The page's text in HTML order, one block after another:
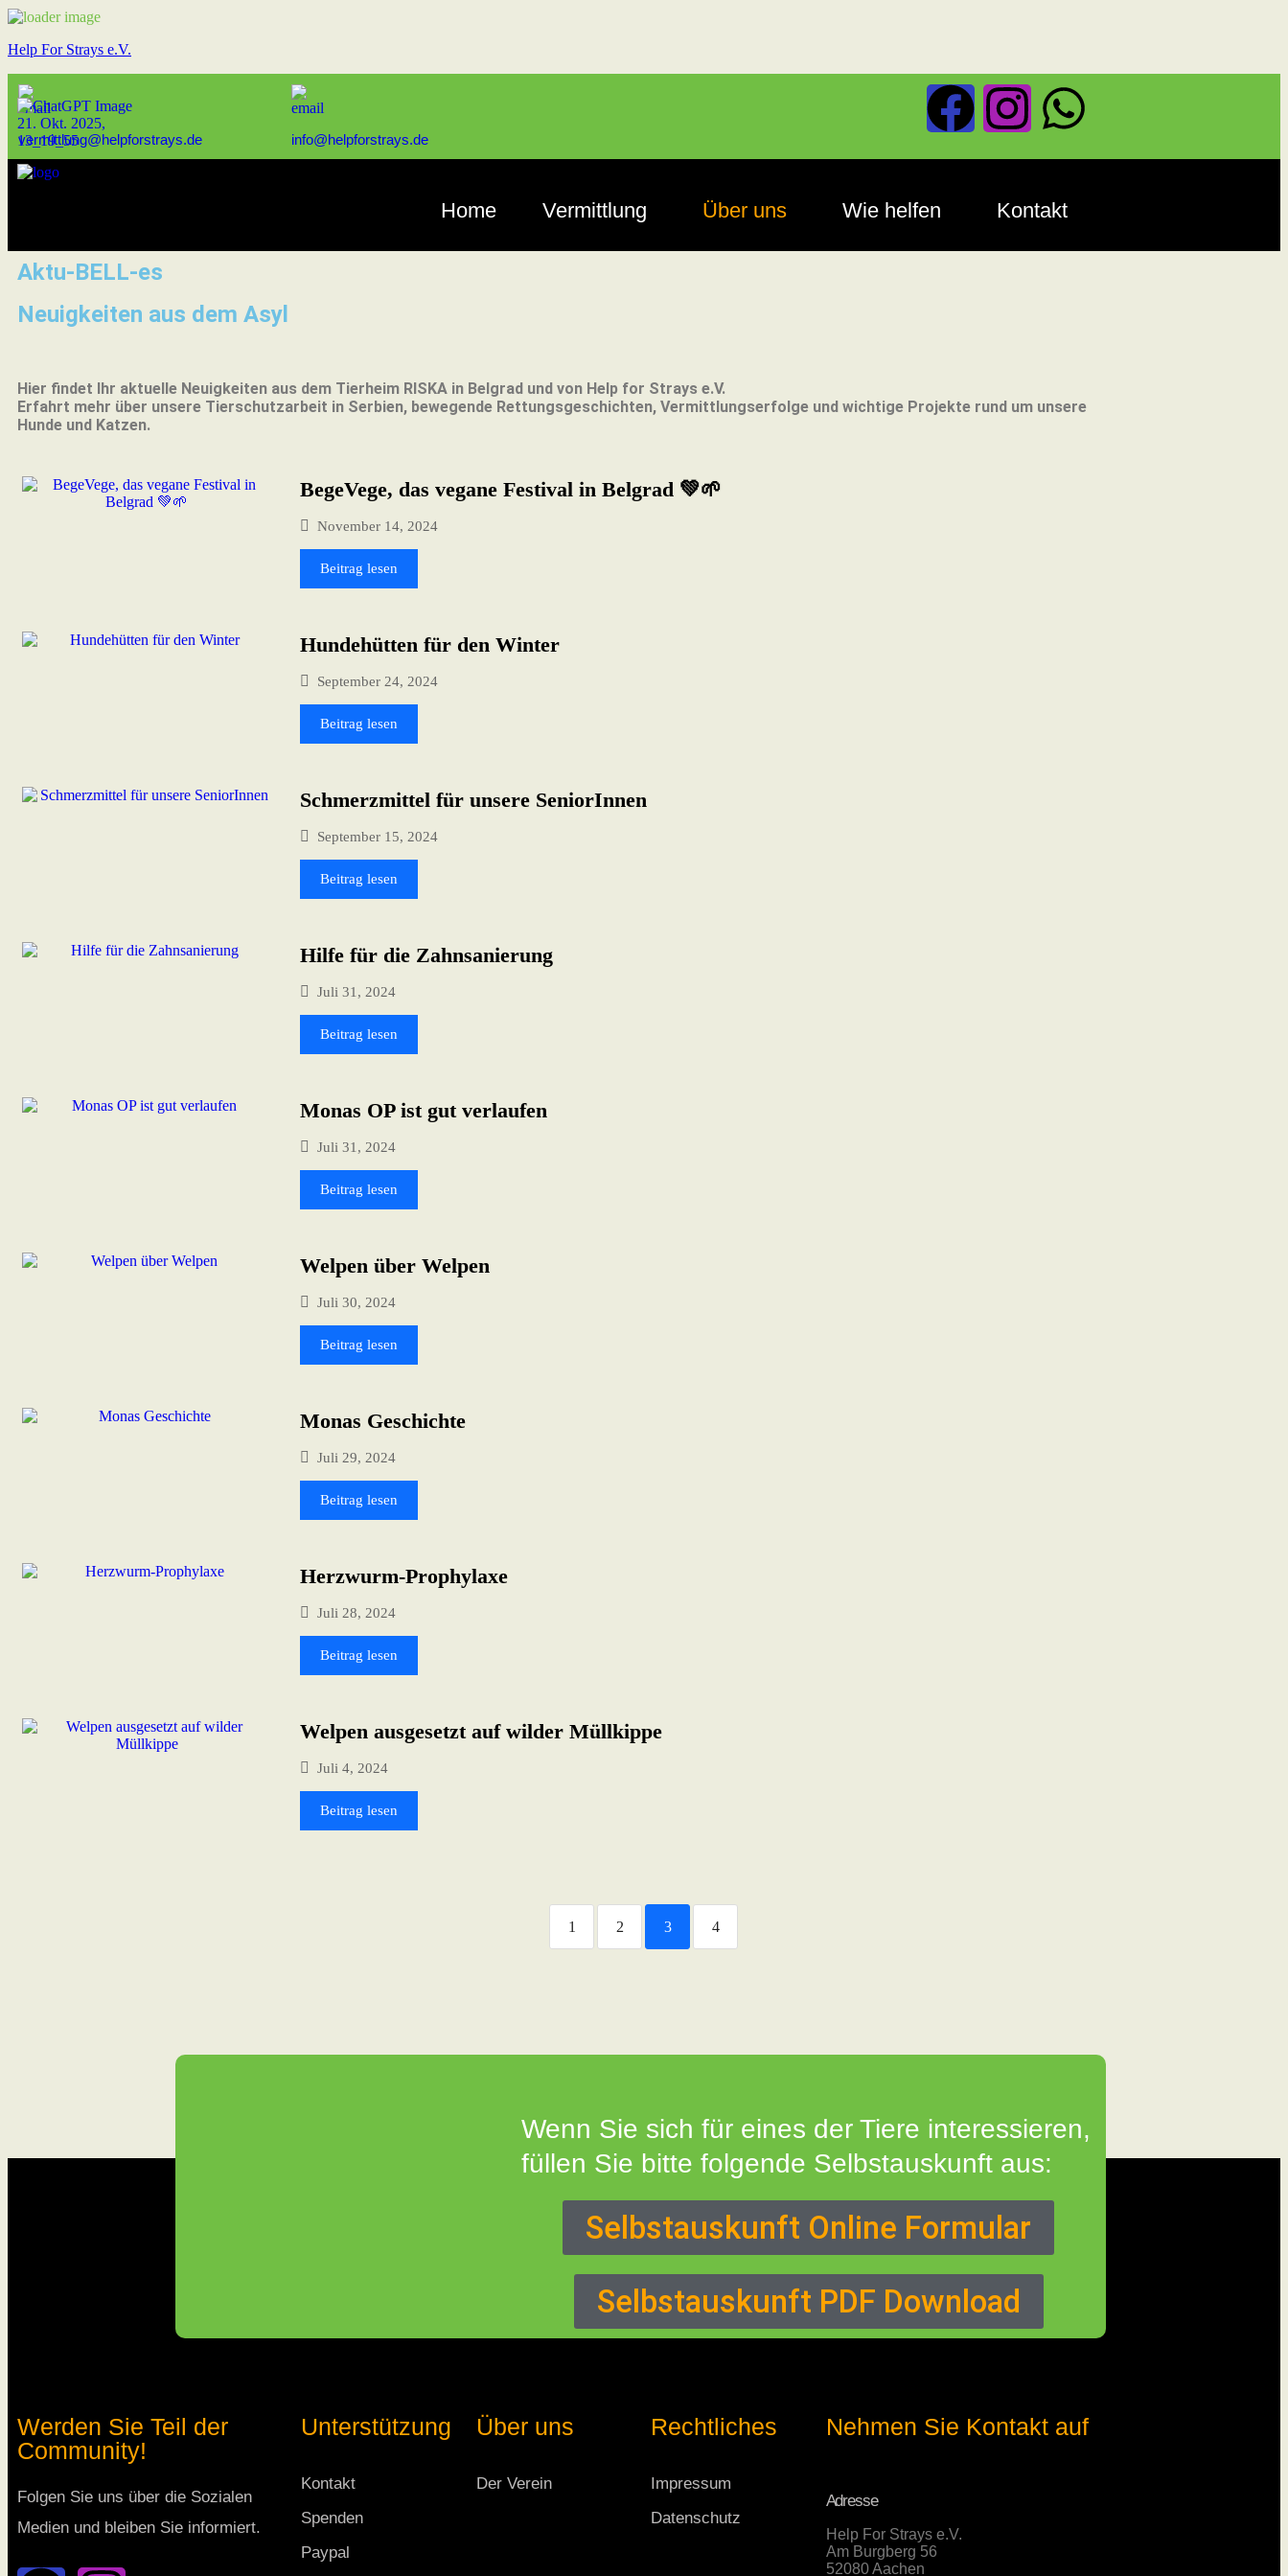
Help For Strays e.V.
vermittlung@helpforstrays.de info@helpforstrays.de
Home Vermittlung Über uns Wie helfen Kontakt
Aktu-BELL-es
Neuigkeiten aus dem Asyl
Hier findet Ihr aktuelle Neuigkeiten aus dem Tierheim RISKA in Belgrad und von Help for Strays e.V.
Erfahrt mehr über unsere Tierschutzarbeit in Serbien, bewegende Rettungsgeschichten, Vermittlungserfolge und wichtige Projekte rund um unsere
Hunde und Katzen.
BegeVege, das vegane Festival in Belgrad 💚🌱
November 14, 2024
Beitrag lesen
Hundehütten für den Winter
September 24, 2024
Beitrag lesen
Schmerzmittel für unsere SeniorInnen
September 15, 2024
Beitrag lesen
Hilfe für die Zahnsanierung
Juli 31, 2024
Beitrag lesen
Monas OP ist gut verlaufen
Juli 31, 2024
Beitrag lesen
Welpen über Welpen
Juli 30, 2024
Beitrag lesen
Monas Geschichte
Juli 29, 2024
Beitrag lesen
Herzwurm-Prophylaxe
Juli 28, 2024
Beitrag lesen
Welpen ausgesetzt auf wilder Müllkippe
Juli 4, 2024
Beitrag lesen
1 2 3 4
Wenn Sie sich für eines der Tiere interessieren,
füllen Sie bitte folgende Selbstauskunft aus:
Selbstauskunft Online Formular
Selbstauskunft PDF Download
Werden Sie Teil der
Community!
Folgen Sie uns über die Sozialen
Medien und bleiben Sie informiert.
Unterstützung
Kontakt
Spenden
Paypal
Über uns
Der Verein
Rechtliches
Impressum
Datenschutz
Nehmen Sie Kontakt auf
Adresse
Help For Strays e.V.
Am Burgberg 56
52080 Aachen